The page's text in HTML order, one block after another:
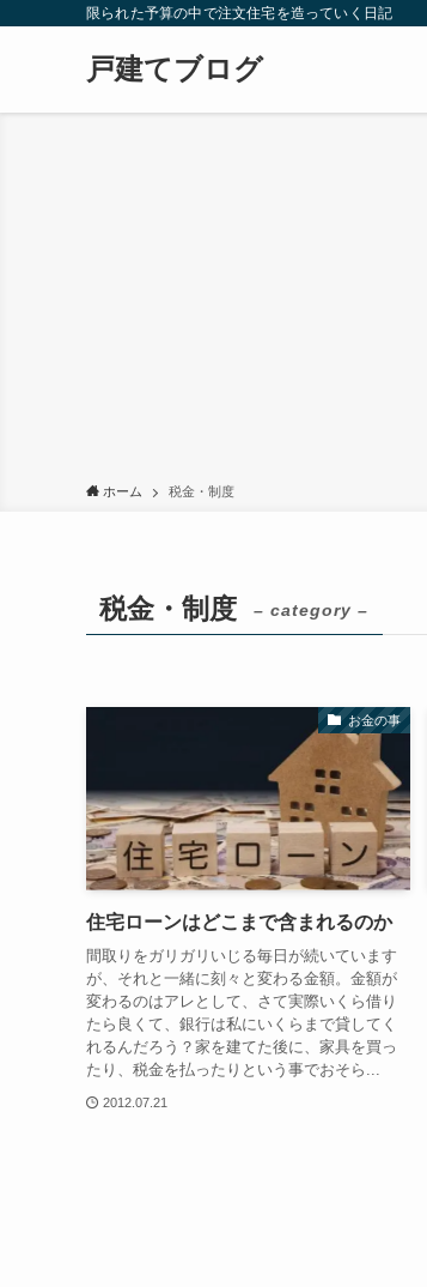
限られた予算の中で注文住宅を造っていく日記
戸建てブログ
ホーム 税金・制度
税金・制度 – category –
お金の事
住宅ローンはどこまで含まれるのか
間取りをガリガリいじる毎日が続いています
が、それと一緒に刻々と変わる金額。金額が
変わるのはアレとして、さて実際いくら借り
たら良くて、銀行は私にいくらまで貸してく
れるんだろう？家を建てた後に、家具を買っ
たり、税金を払ったりという事でおそら...
2012.07.21